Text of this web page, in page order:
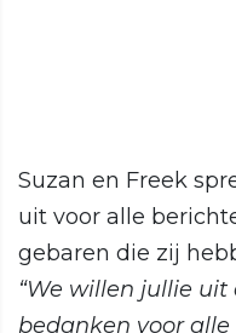
Suzan en Freek
uit voor alle
gebaren die zij
“We willen jullie
bedanken voor